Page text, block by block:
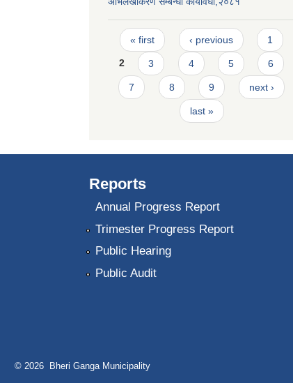
Pages
« first ‹ previous 1
2 3 4 5 6
7 8 9 next ›
last »
Reports
Annual Progress Report
Trimester Progress Report
Public Hearing
Public Audit
© 2026 Bheri Ganga Municipality